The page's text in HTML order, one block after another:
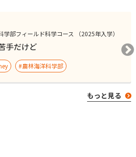
学部フィールド科学コース （2025年入学）
手だけど
#農林海洋科学部
もっと見る